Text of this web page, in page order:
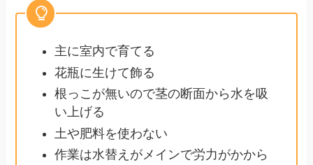
主に室内で育てる
花瓶に生けて飾る
根っこが無いので茎の断面から水を吸
い上げる
土や肥料を使わない
作業は水替えがメインで労力がかから